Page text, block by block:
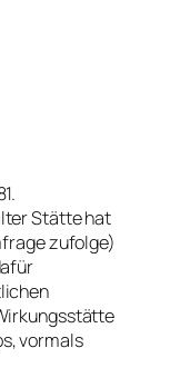
Stätte hat
zufolge)
vormals